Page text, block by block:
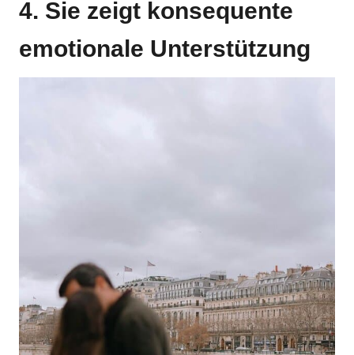
4. Sie zeigt konsequente
emotionale Unterstützung